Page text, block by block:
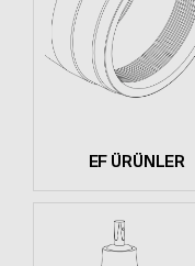
EF ÜRÜNLER